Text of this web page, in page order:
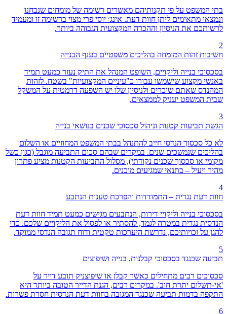
בתי המשפט על פי תקנותיהם מאשרים רשימה של מומחים שנבחנו
ונמצאו מתאימים ליתן חוות דעת. אינג׳ יוסי פרי מצוי ברשימה זו ומעמיד
לרשותכם את הניסיון וההכרה המקצועית הגבוהה ביותר.
2
חשיבות זהות המומחה בהליכים משפטיים בענף הבנייה
בסכסוכי בנייה וליקויים, השופט המנהל את התיק נעזר כמעט תמיד
באנשי מקצוע שישמשו עבורו כ"עיניים המקצועיות" בשטח. לזהות
המהנדס שאתם שוכרים ולניסיון שלו יש השפעה דרמטית על המשקל
שבית המשפט יעניק לממצאים.
3
הגשת תביעות קטנות וניהול סכסוכי שכנים בנושאי בנייה
לא כל סכסוך הנדסי חייב להתנהל בבתי המשפט המחוזיים או השלום
בהליכים שנמשכים שנים. במקרים שבהם סכום התביעה מוגבל (כגון כשל
מקומי או סכסוך שכנים נקודתי), מסלול התביעות הקטנות מציע פתרון
מהיר ויעיל – בתנאי שמגיעים מוכנים.
4
חוות דעת נגדית – התמודדות והפרכת טענות הנתבע
בסכסוכי בנייה וליקויי דירות, הנתבעים מגישים כמעט תמיד חוות דעת
הנדסית נגדית במטרה לגמד, להסתיר או לפסול את הליקויים שלכם. כדי
להגן על זכויותיכם, נדרשת היערכות טקטית ודוח תגובה הנדסי ממוקד.
5
תביעה שכנגד בסכסוכי קבלנות, בנייה ושיפוצים
סכסוכים רבים מתחילים כאשר קבלן או שיפוצניק תובע דייר על
'אי-תשלום יתרת חוב'. במקרים רבים, הגנת הדייר הטובה ביותר היא
התקפה בדמות תביעה שכנגד המגובה בחוות דעת הנדסית חסרת פשרות.
6